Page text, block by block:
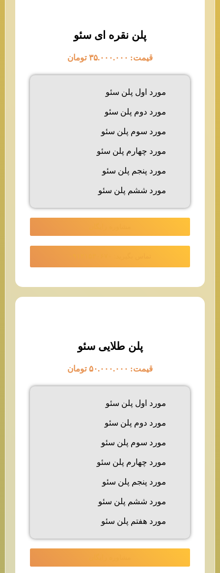
پلن نقره ای سئو
قیمت: ۳۵.۰۰۰.۰۰۰ تومان
مورد اول پلن سئو
مورد دوم پلن سئو
مورد سوم پلن سئو
مورد چهارم پلن سئو
مورد پنجم پلن سئو
مورد ششم پلن سئو
پلن طلایی سئو
قیمت: ۵۰.۰۰۰.۰۰۰ تومان
مورد اول پلن سئو
مورد دوم پلن سئو
مورد سوم پلن سئو
مورد چهارم پلن سئو
مورد پنجم پلن سئو
مورد ششم پلن سئو
مورد هفتم پلن سئو